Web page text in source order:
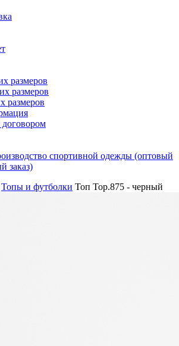
размеров
размеров
размеров
договором
спортивной одежды (оптовый
заказ)
Топы и футболки Топ Top.875 - черный